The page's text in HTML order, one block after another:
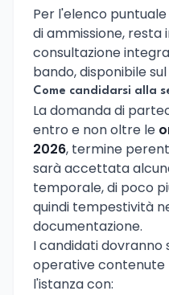
Per l'elenco
di ammissione, resta
consultazione
bando, disponibile
Come candidarsi alla
La domanda di
entro e non oltre le
2026, termine
sarà accettata
temporale, di poco
quindi tempestività
documentazione.
I candidati dovranno
operative contenute
l'istanza con: